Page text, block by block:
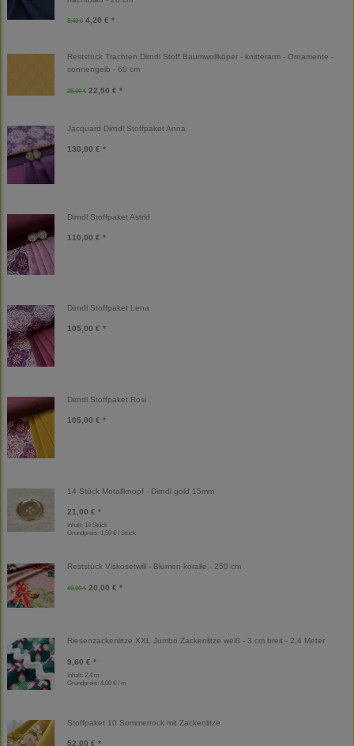
8,40 € 4,20 € *
Reststück Trachten Dirndl Stoff Baumwollköper - knitterarm - Ornamente -
sonnengelb - 60 cm
25,00 € 22,50 € *
Jacquard Dirndl Stoffpaket Anna
130,00 € *
Dirndl Stoffpaket Astrid
110,00 € *
Dirndl Stoffpaket Lena
105,00 € *
Dirndl Stoffpaket Rosi
105,00 € *
14 Stück Metallknopf - Dirndl gold 15mm
21,00 € *
Inhalt: 14 Stück
Grundpreis: 1,50 € / Stück
Reststück Viskosetwill - Blumen koralle - 250 cm
40,00 € 20,00 € *
Riesenzackenlitze XXL Jumbo Zackenlitze weiß - 3 cm breit - 2,4 Meter
9,60 € *
Inhalt: 2,4 m
Grundpreis: 4,00 € / m
Stoffpaket 10 Sommerrock mit Zackenlitze
52,00 € *